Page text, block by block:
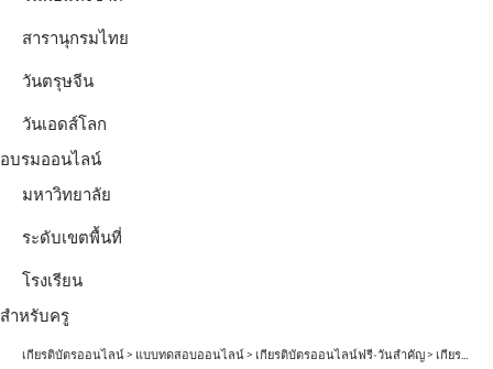
สารานุกรมไทย
วันตรุษจีน
วันเอดส์โลก
อบรมออนไลน์
มหาวิทยาลัย
ระดับเขตพื้นที่
โรงเรียน
สำหรับครู
เกียรติบัตรออนไลน์> แบบทดสอบออนไลน์> เกียรติบัตรออนไลน์ฟรี-วันสำคัญ> เกียรติบัตรออนไลน์ แบบทดสอบออนไลน์ความรู้ ASEANDAY 66 เกียรติบัตร ครบโควตา 100 ฉบับแล้ว รบกวนเข้าทำแบบทดสอบใหม่ในวันพรุ่งนี้ ประจำปี 2566